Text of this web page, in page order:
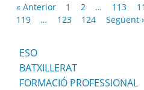
« Anterior 1 2 … 113
119
… 123 124 Següent
ESO
BATXILLERAT
FORMACIÓ PROFESSIONAL